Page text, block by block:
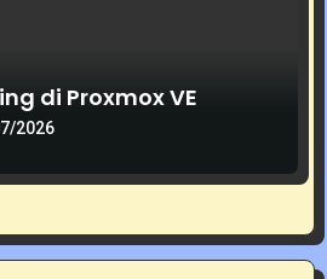
di Proxmox VE
2026